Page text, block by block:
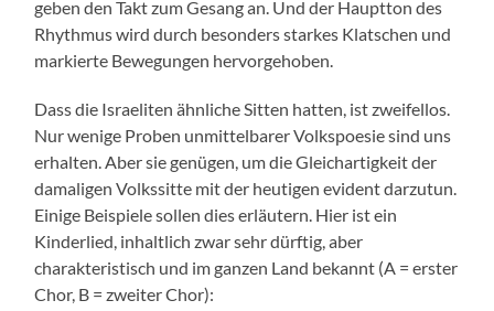
geben den Takt zum Gesang an. Und der Hauptton des
Rhythmus wird durch besonders starkes Klatschen und
markierte Bewegungen hervorgehoben.
Dass die Israeliten ähnliche Sitten hatten, ist zweifellos.
Nur wenige Proben unmittelbarer Volkspoesie sind uns
erhalten. Aber sie genügen, um die Gleichartigkeit der
damaligen Volkssitte mit der heutigen evident darzutun.
Einige Beispiele sollen dies erläutern. Hier ist ein
Kinderlied, inhaltlich zwar sehr dürftig, aber
charakteristisch und im ganzen Land bekannt (A = erster
Chor, B = zweiter Chor):